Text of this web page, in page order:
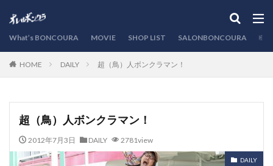
What’s BONCOURA MOVIE SHOP LIST SALONBONCOURA
HOME DAILY 超（鳥）人ボンクラマン！
超（鳥）人ボンクラマン！
2012年7月3日 DAILY 2781view
DAILY
カテゴリー
検索